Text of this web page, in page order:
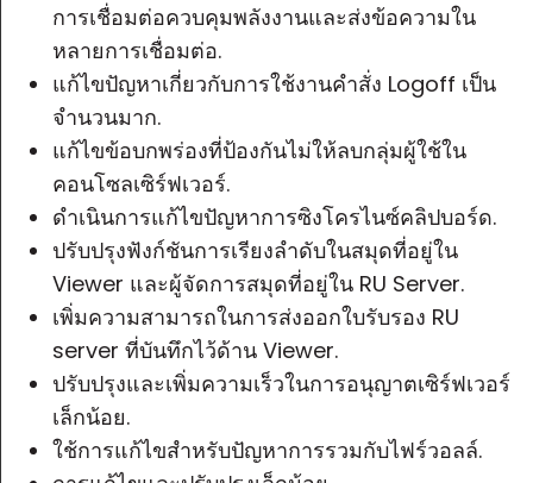
การเชื่อมต่อควบคุมพลังงานและส่งข้อความใน
หลายการเชื่อมต่อ.
แก้ไขปัญหาเกี่ยวกับการใช้งานคำสั่ง Logoff เป็น
จำนวนมาก.
แก้ไขข้อบกพร่องที่ป้องกันไม่ให้ลบกลุ่มผู้ใช้ใน
คอนโซลเซิร์ฟเวอร์.
ดำเนินการแก้ไขปัญหาการซิงโครไนซ์คลิปบอร์ด.
ปรับปรุงฟังก์ชันการเรียงลำดับในสมุดที่อยู่ใน
Viewer และผู้จัดการสมุดที่อยู่ใน RU Server.
เพิ่มความสามารถในการส่งออกใบรับรอง RU
server ที่บันทึกไว้ด้าน Viewer.
ปรับปรุงและเพิ่มความเร็วในการอนุญาตเซิร์ฟเวอร์
เล็กน้อย.
ใช้การแก้ไขสำหรับปัญหาการรวมกับไฟร์วอลล์.